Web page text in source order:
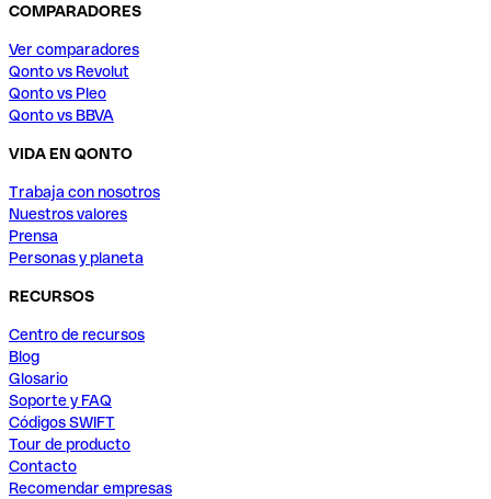
COMPARADORES
Ver comparadores
Qonto vs Revolut
Qonto vs Pleo
Qonto vs BBVA
VIDA EN QONTO
Trabaja con nosotros
Nuestros valores
Prensa
Personas y planeta
RECURSOS
Centro de recursos
Blog
Glosario
Soporte y FAQ
Códigos SWIFT
Tour de producto
Contacto
Recomendar empresas